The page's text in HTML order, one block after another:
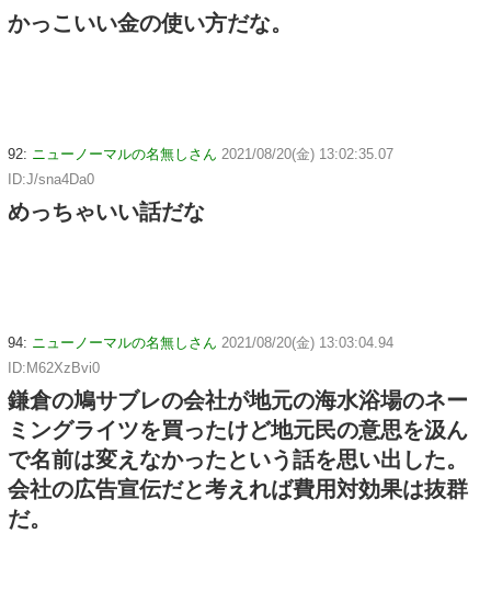
かっこいい金の使い方だな。
92: ニューノーマルの名無しさん 2021/08/20(金) 13:02:35.07
ID:J/sna4Da0
めっちゃいい話だな
94: ニューノーマルの名無しさん 2021/08/20(金) 13:03:04.94
ID:M62XzBvi0
鎌倉の鳩サブレの会社が地元の海水浴場のネー
ミングライツを買ったけど地元民の意思を汲ん
で名前は変えなかったという話を思い出した。
会社の広告宣伝だと考えれば費用対効果は抜群
だ。